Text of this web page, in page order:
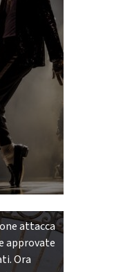
attacca
approvate
Ora